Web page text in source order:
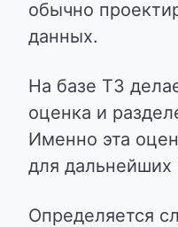
обычно
данных.
На базе ТЗ
оценка и
Именно эта
для дальнейших
Определяется